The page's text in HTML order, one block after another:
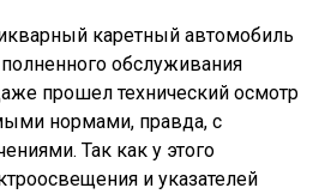
каретный автомобиль
обслуживания
прошел технический осмотр
нормами, правда, с
Так как у этого
и указателей